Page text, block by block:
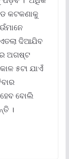
କଟକଣାକୁ
ଦିଆଯିବ
ଅଗଷ୍ଟ
୫ଟା ଯାଏଁ
ହେବ ବୋଲି
।